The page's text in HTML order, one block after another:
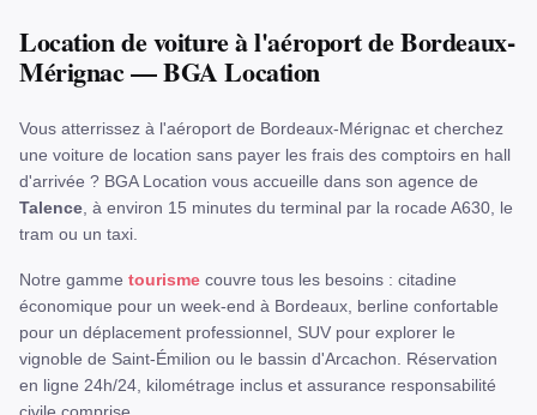
Location de voiture à l'aéroport de Bordeaux-
Mérignac — BGA Location
Vous atterrissez à l'aéroport de Bordeaux-Mérignac et cherchez
une voiture de location sans payer les frais des comptoirs en hall
d'arrivée ? BGA Location vous accueille dans son agence de
Talence , à environ 15 minutes du terminal par la rocade A630, le
tram ou un taxi.
Notre gamme tourisme couvre tous les besoins : citadine
économique pour un week-end à Bordeaux, berline confortable
pour un déplacement professionnel, SUV pour explorer le
vignoble de Saint-Émilion ou le bassin d'Arcachon. Réservation
en ligne 24h/24, kilométrage inclus et assurance responsabilité